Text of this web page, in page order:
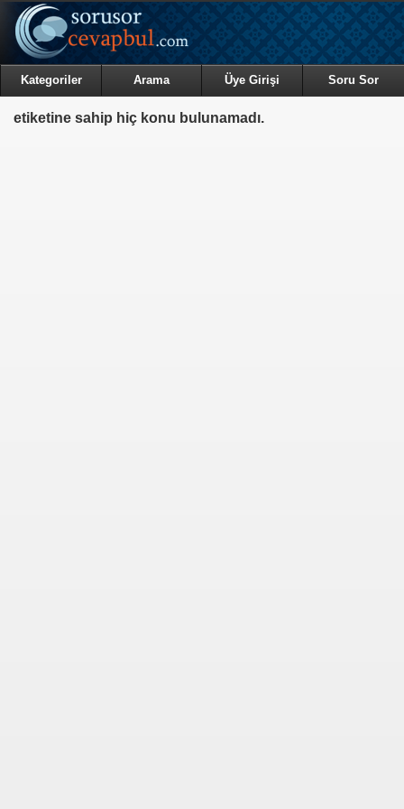
Kategoriler Arama Üye Girişi Soru Sor
etiketine sahip hiç konu bulunamadı.